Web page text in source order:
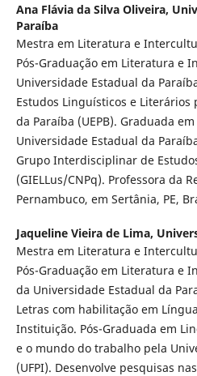
Ana Flávia da Silva Oliveira,
Paraíba
Mestra em Literatura e
Pós-Graduação em Literatura e
Universidade Estadual da
Estudos Linguísticos e Literários
da Paraíba (UEPB). Graduada
Universidade Estadual da
Grupo Interdisciplinar de
(GIELLus/CNPq). Professora da
Pernambuco, em Sertânia, PE,
Jaqueline Vieira de Lima,
Mestra em Literatura e
Pós-Graduação em Literatura e
da Universidade Estadual da
Letras com habilitação em
Instituição. Pós-Graduada em
e o mundo do trabalho pela
(UFPI). Desenvolve pesquisas